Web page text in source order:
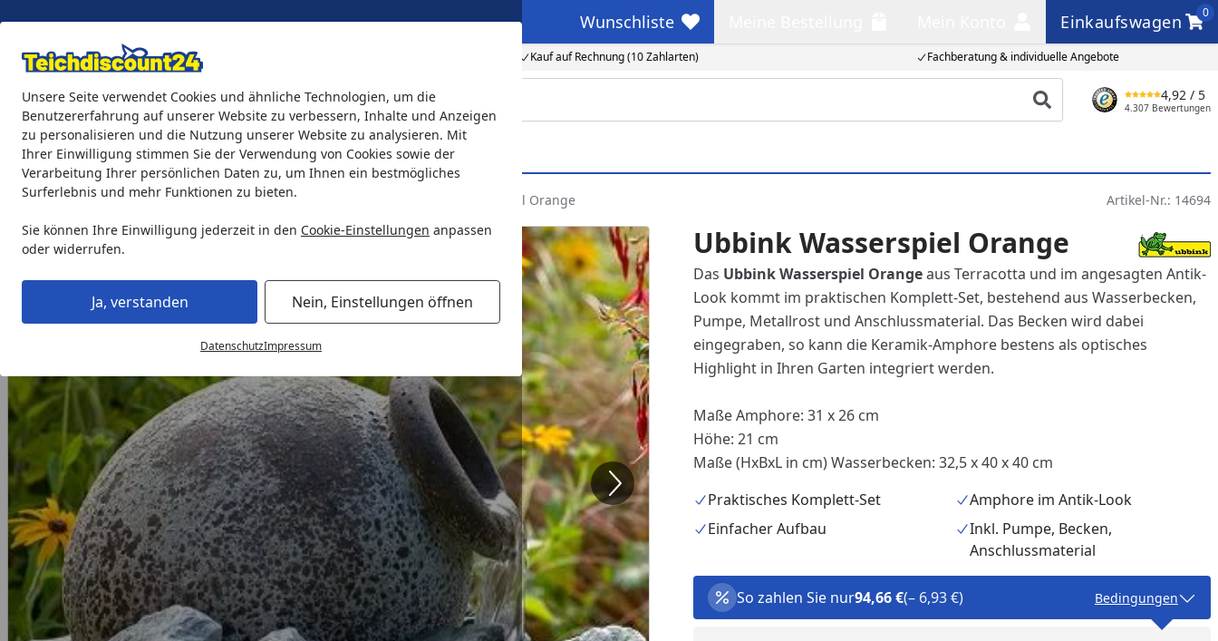
Unsere Seite verwendet Cookies und ähnliche Technologien, um die
Benutzererfahrung auf unserer Website zu verbessern, Inhalte und Anzeigen
zu personalisieren und die Nutzung unserer Website zu analysieren. Mit
Ihrer Einwilligung stimmen Sie der Verwendung von Cookies sowie der
Verarbeitung Ihrer persönlichen Daten zu, um Ihnen ein bestmögliches
Surferlebnis und mehr Funktionen zu bieten.
Sie können Ihre Einwilligung jederzeit in den Cookie-Einstellungen anpassen
oder widerrufen.
Ja, verstanden Nein, Einstellungen öffnen
DatenschutzImpressum
Eigene Montage-Teams Kauf auf Rechnung (10 Zahlarten) Fachberatung & individuelle Angebote
Wunschliste
Wunschliste Einkaufswagen
0
Einkaufswagen
Produkt suchen
4,92 / 5
4.307 Bewertungen
Teichprodukte Aquaristik Söll Teichpflege & Fischfutter
Teichprodukte Wasserspiele Wasserspiele ohne Teich Ubbink Wasserspiel Orange Artikel-Nr.: 14694
Ubbink Wasserspiel Orange
Das Ubbink Wasserspiel Orangeaus Terracotta und im angesagten Antik-
Look kommt im praktischen Komplett-Set, bestehend aus Wasserbecken,
Pumpe, Metallrost und Anschlussmaterial. Das Becken wird dabei
eingegraben, so kann die Keramik-Amphore bestens als optisches
Highlight in Ihren Garten integriert werden.
Maße Amphore: 31 x 26 cm
Höhe: 21 cm
Maße (HxBxL in cm) Wasserbecken: 32,5 x 40 x 40 cm
Praktisches Komplett-Set
Amphore im Antik-Look
Einfacher Aufbau
Inkl. Pumpe, Becken,
Anschlussmaterial
So zahlen Sie nur94,66 €(– 6,93 €) Bedingungen